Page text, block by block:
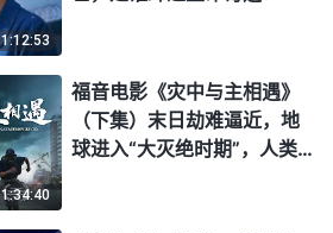
1:12:53
1:34:40
福音电影《灾中与主相遇》
（下集）末日劫难逼近，地
球进入“大灭绝时期”，人类